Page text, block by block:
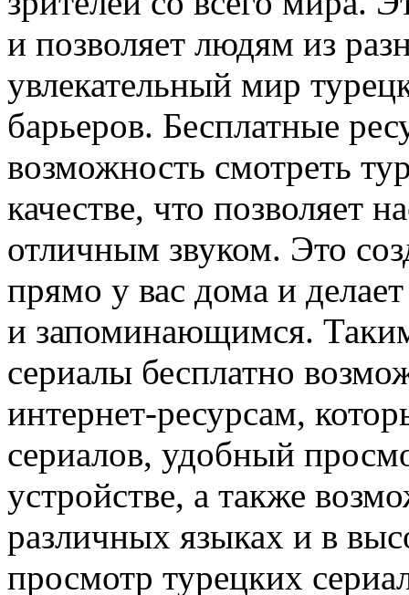
и позволяет людям из
увлекательный мир
барьеров. Бесплатные
возможность смотреть
качестве, что позволяет
отличным звуком. Это
прямо у вас дома и
и запоминающимся.
сериалы бесплатно
интернет-ресурсам,
сериалов, удобный
устройстве, а также
различных языках и в
просмотр турецких